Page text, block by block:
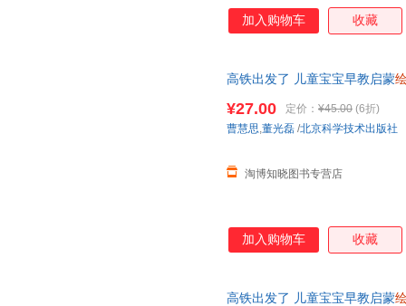
加入购物车 收藏
高铁出发了 儿童宝宝早教启蒙
¥27.00 定价： ¥45.00 (6折)
淘博知晓图书专营店
曹慧思,董光磊 /北京科学技术出版社
加入购物车 收藏
高铁出发了 儿童宝宝早教启蒙